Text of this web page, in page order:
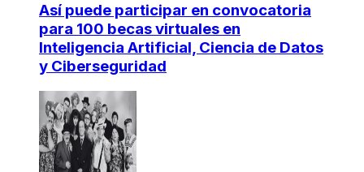
Así puede participar en convocatoria
para 100 becas virtuales en
Inteligencia Artificial, Ciencia de Datos
y Ciberseguridad